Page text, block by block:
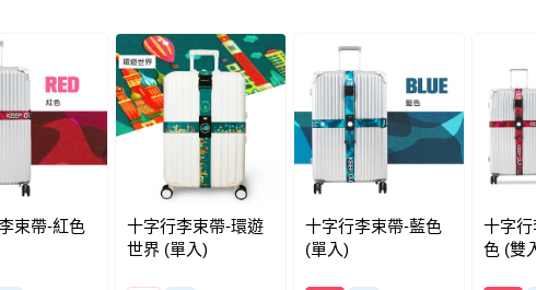
束帶-紅色
十字行李束帶-環遊
世界 (單入)
十字行李束帶-藍色
(單入)
十字
色 (雙